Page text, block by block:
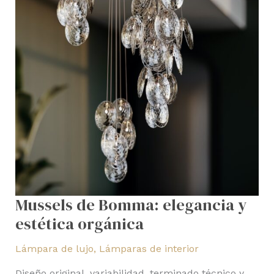
Mussels de Bomma: elegancia y
estética orgánica
Lámpara de lujo, Lámparas de interior